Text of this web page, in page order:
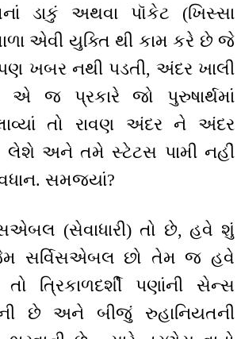
ડાકું અથવા પૉકેટ (ખિસ્સા
એવી યુક્તિ થી કામ કરે છે જે
ખબર નથી પડતી, અંદર ખાલી
જ પ્રકારે જો પુરુષાર્થમાં
તો રાવણ અંદર ને અંદર
લેશે અને તમે સ્ટેટસ પામી નહીં
સમજ્યાં?
(સેવાધારી) તો છે, હવે શું
સર્વિસએબલ છો તેમ જ હવે
ત્રિકાળદર્શી પણાંની સેન્સ
છે અને બીજું રુહાનિયતની